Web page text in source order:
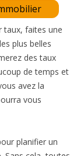
taux, faites une
plus belles
des taux
de temps et
avez la
vous
planifier un